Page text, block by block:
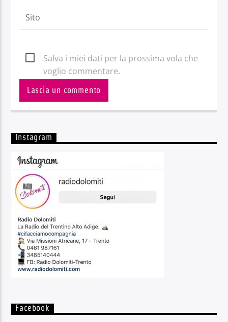
Salva i miei dati per la prossima vola che
voglio commentare.
Instagram
Facebook